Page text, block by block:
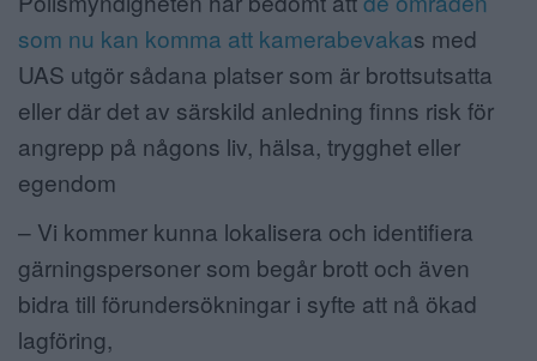
som nu kan komma att kamerabevakas med
UAS utgör sådana platser som är brottsutsatta
eller där det av särskild anledning finns risk för
angrepp på någons liv, hälsa, trygghet eller
egendom
– Vi kommer kunna lokalisera och identifiera
gärningspersoner som begår brott och även
bidra till förundersökningar i syfte att nå ökad
lagföring,